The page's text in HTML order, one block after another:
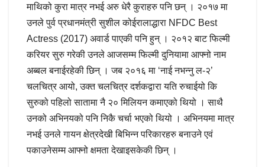
माथिको कुरा मात्र नभई अरु धेरै कुराहरु पनि छन् । २०१७ मा
उनले पुर्व प्रधानमंत्री सुशील कोईरालाद्धारा NFDC Best
Actress (2017) अवार्ड पाएकी पनि हुन् । २०१२ बाट फिल्मी
करियर सुरु गरेकी उनले आजसम्म फिल्मी दुनियामा आफ्नो नाम
अब्बल बनाईरहेकी छिन् । जब २०१६ मा ‘नाई नभन्नु ल-२’
चलचित्र आयो, उक्त चलचित्र दर्शकद्वारा यति रुचाईयो कि
सुरुको पहिलो सातामा नै २० मिलियन कमाएको थियो । साथै
उनको अभिनयको पनि निकै चर्चा भएको थियो । अभिनयमा मात्र
नभई उनले गायन क्षेत्रदेखी बिभिन्न परिकारहरु बनाउने एवं
पकाउनेसम्म आफ्नो क्षमता देखाइसकेकी छिन् ।